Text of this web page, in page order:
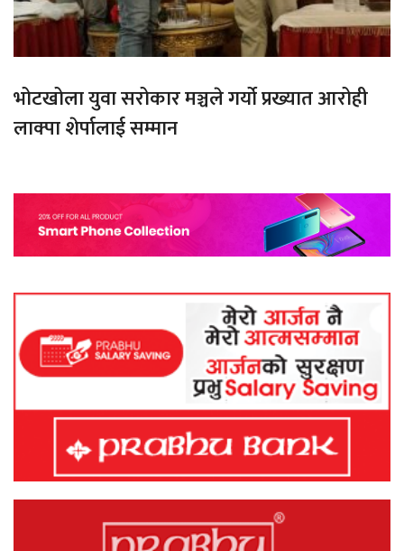
भोटखोला युवा सरोकार मञ्चले गर्यो प्रख्यात आरोही
लाक्पा शेर्पालाई सम्मान